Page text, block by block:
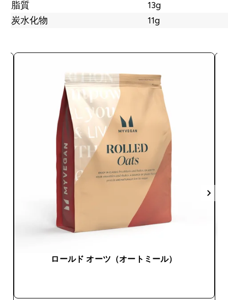
脂質
13g
炭水化物
11g
ロールド オーツ（オートミール）